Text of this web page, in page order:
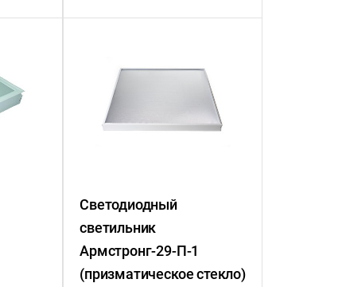
Светодиодный
светильник
Армстронг-29-П-1
(призматическое стекло)